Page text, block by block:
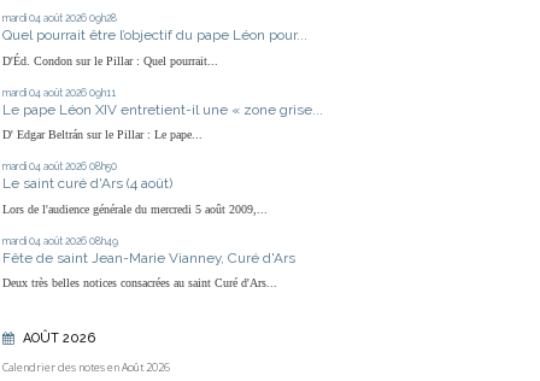
mardi 04 août 2026 09h28
Quel pourrait être l’objectif du pape Léon pour...
D'Éd. Condon sur le Pillar : Quel pourrait...
mardi 04 août 2026 09h11
Le pape Léon XIV entretient-il une « zone grise...
D' Edgar Beltrán sur le Pillar : Le pape...
mardi 04 août 2026 08h50
Le saint curé d'Ars (4 août)
Lors de l'audience générale du mercredi 5 août 2009,...
mardi 04 août 2026 08h49
Fête de saint Jean-Marie Vianney, Curé d'Ars
Deux très belles notices consacrées au saint Curé d'Ars...
AOÛT 2026
Calendrier des notes en Août 2026